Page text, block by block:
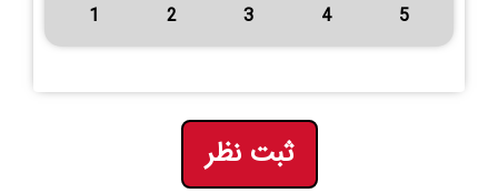
1 2 3 4 5
ثبت نظر